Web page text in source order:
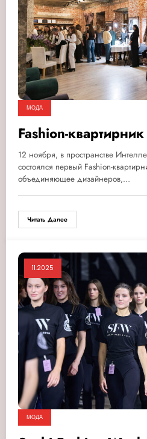
МОДА
Fashion-квартирник
12 ноября, в пространстве
состоялся первый Fashion-
объединяющее дизайнеров,…
Читать Далее
11.2025
МОДА